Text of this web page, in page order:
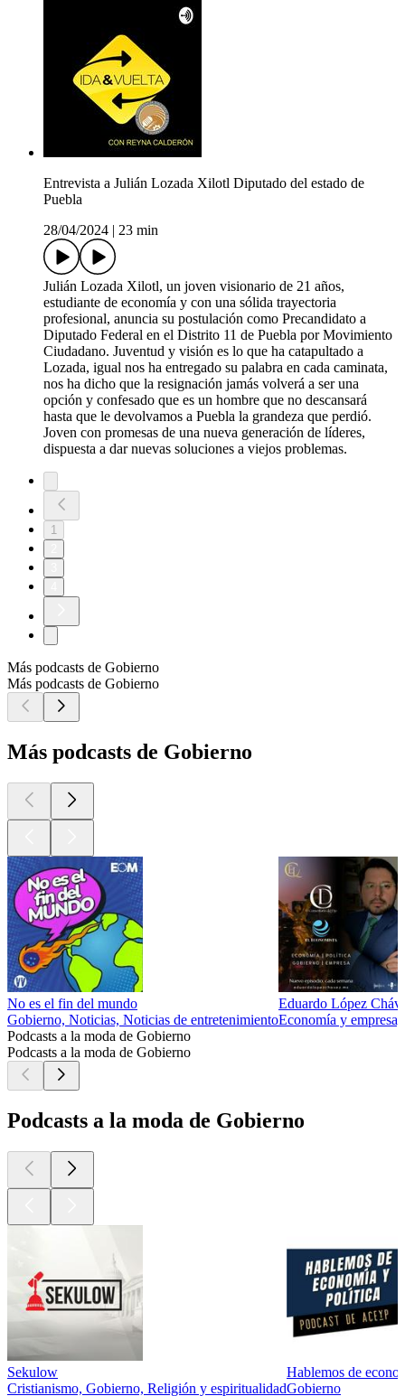
Entrevista a Julián Lozada Xilotl Diputado del estado de
Puebla
28/04/2024
23 min
Julián Lozada Xilotl, un joven visionario de 21 años,
estudiante de economía y con una sólida trayectoria
profesional, anuncia su postulación como Precandidato a
Diputado Federal en el Distrito 11 de Puebla por Movimiento
Ciudadano. Juventud y visión es lo que ha catapultado a
Lozada, igual nos ha entregado su palabra en cada caminata,
nos ha dicho que la resignación jamás volverá a ser una
opción y confesado que es un hombre que no descansará
hasta que le devolvamos a Puebla la grandeza que perdió.
Joven con promesas de una nueva generación de líderes,
dispuesta a dar nuevas soluciones a viejos problemas.
1
Más podcasts de Gobierno
Más podcasts de Gobierno
Más podcasts de Gobierno
No es el fin del mundo
Gobierno, Noticias, Noticias de entretenimiento
Eduardo López
Economía y
Podcasts a la moda de Gobierno
Podcasts a la moda de Gobierno
Podcasts a la moda de Gobierno
Sekulow
Cristianismo, Gobierno, Religión y espiritualidad
Hablemos de
Gobierno